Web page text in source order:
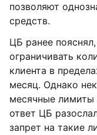
позволяют
средств.
ЦБ ранее
ограничивать
клиента в
месяц. Однако
месячные лимиты
ответ ЦБ
запрет на такие